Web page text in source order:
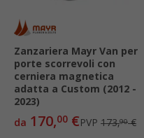
Zanzariera Mayr Van per
porte scorrevoli con
cerniera magnetica
adatta a Custom (2012 -
2023)
da 170,00 €PVP 173,90€